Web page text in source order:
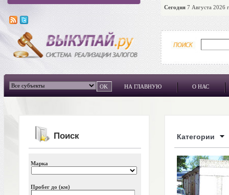
Сегодня 7 Августа 2026
НА ГЛАВНУЮ О НАС
Поиск
Марка
Пробег до (км)
Категории